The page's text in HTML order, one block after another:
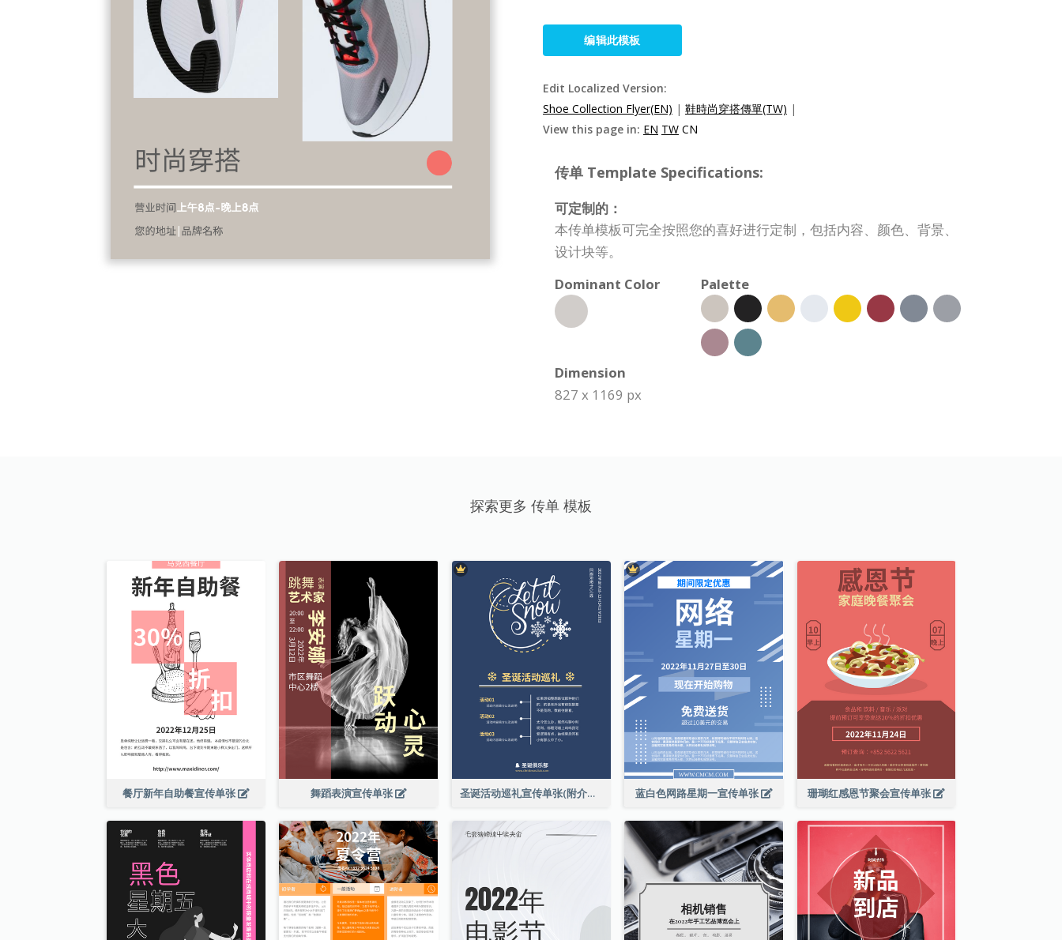
编辑此模板
Edit Localized Version:
Shoe Collection Flyer(EN) | 鞋時尚穿搭傳單(TW) |
View this page in: EN TW CN
传单 Template Specifications:
可定制的：
本传单模板可完全按照您的喜好进行定制，包括内容、颜色、背景、
设计块等。
Dominant Color
Palette
Dimension
827 x 1169 px
探索更多 传单 模板
餐厅新年自助餐宣传单张 舞蹈表演宣传单张 圣诞活动巡礼宣传单张(附介绍) 蓝白色网路星期一宣传单张 珊瑚红感恩节聚会宣传单张